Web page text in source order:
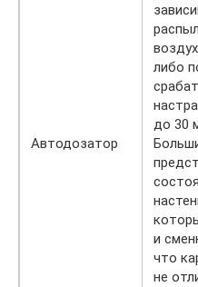
Автодозатор
либо
до 30
и
что
не